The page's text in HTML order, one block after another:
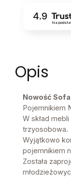
4.9
Na
Opis
Nowość
Pojemnikiem
W skład
trzyosobowa.
Wyjątkowo
pojemnikiem
Została